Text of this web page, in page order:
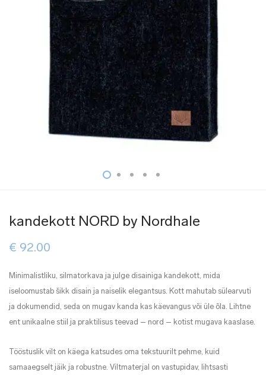
kandekott NORD by Nordhale
€ 92.00
Minimalistliku, silmatorkava ja julge disainiga kandekott, mida
iseloomustab šikk disain ja naiselik elegantsus. Kott mahutab sülearvuti
ja dokumendid, seda on mugav kanda kas käevangus või üle õla. Lihtne
ent unikaalne stiil ja praktilisus teevad – nord – kotist mugava kaaslase.
Tööstuslik vilt on käega katsudes oma tekstuurilt pehme, kuid
samaaegselt jäik ja robustne. Viltmaterjal on vastupidav, lihtsasti